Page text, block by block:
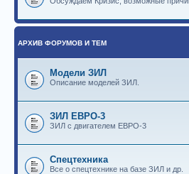
АРХИВ ФОРУМОВ И ТЕМ
Модели ЗИЛ
Описание моделей ЗИЛ.
ЗИЛ ЕВРО-3
ЗИЛ с двигателем ЕВРО-3
Спецтехника
Все о спецтехнике на базе ЗИЛ и др.